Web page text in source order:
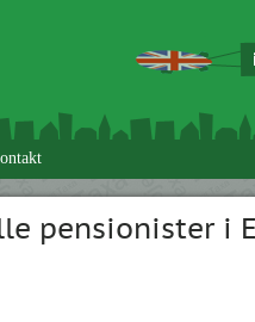
pensionister i